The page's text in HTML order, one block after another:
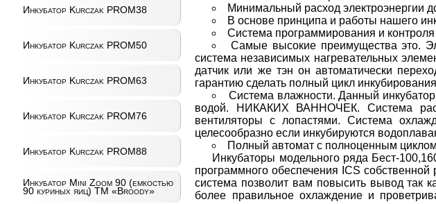
Инкубатор Kurczak PROM38
Инкубатор Kurczak PROM50
Инкубатор Kurczak PROM63
Инкубатор Kurczak PROM76
Инкубатор Kurczak PROM88
Инкубатор Mini Zoom 90 (емкостью
90 куриных яиц) ТМ «Broody»
Минимальный расход электроэнергии
В основе принципа и работы нашего
Система программирования и
Самые высокие преимущества это.
система независимых нагревательных
датчик или же тэн он автоматически
гарантию сделать полный цикл
Система влажности. Данный
водой. НИКАКИХ ВАННОЧЕК. Система
вентиляторы с лопастями. Система
целесообразно если инкубируются
Полный автомат с полноценным
Инкубаторы модельного ряда Бест-
программного обеспечения ICS
система позволит вам повысить вывод так
более правильное охлаждение и